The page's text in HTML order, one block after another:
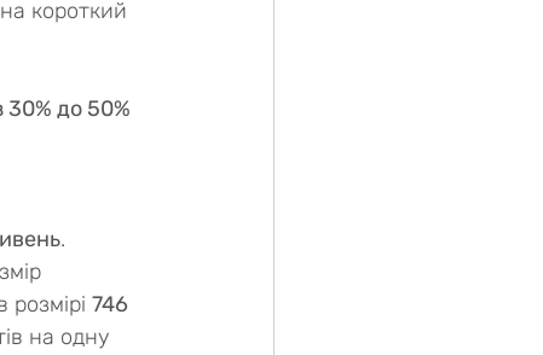
короткий
30% до 50%
.
746
на одну